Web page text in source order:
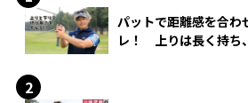
パットで距離感を合わ
レ！ 上りは長く持ち